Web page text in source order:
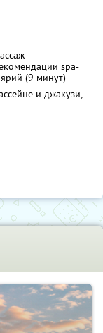
spa-
(9 минут)
и джакузи,